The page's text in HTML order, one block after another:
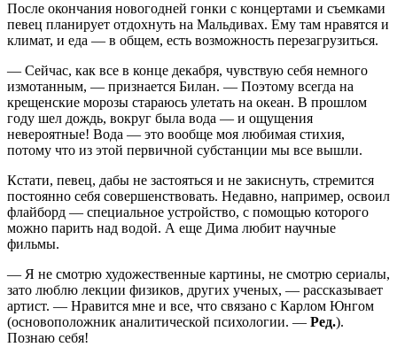
После окончания новогодней гонки с концертами и съемками
певец планирует отдохнуть на Мальдивах. Ему там нравятся и
климат, и еда — в общем, есть возможность перезагрузиться.
— Сейчас, как все в конце декабря, чувствую себя немного
измотанным, — признается Билан. — Поэтому всегда на
крещенские морозы стараюсь улетать на океан. В прошлом
году шел дождь, вокруг была вода — и ощущения
невероятные! Вода — это вообще моя любимая стихия,
потому что из этой первичной субстанции мы все вышли.
Кстати, певец, дабы не застояться и не закиснуть, стремится
постоянно себя совершенствовать. Недавно, например, освоил
флайборд — специальное устройство, с помощью которого
можно парить над водой. А еще Дима любит научные
фильмы.
— Я не смотрю художественные картины, не смотрю сериалы,
зато люблю лекции физиков, других ученых, — рассказывает
артист. — Нравится мне и все, что связано с Карлом Юнгом
(основоположник аналитической психологии. — Ред.).
Познаю себя!